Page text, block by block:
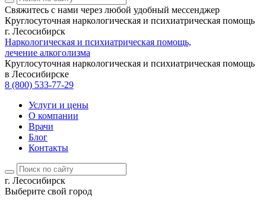
Свяжитесь с нами через любой удобный мессенджер
Круглосуточная наркологическая и психиатрическая помощь
г. Лесосибирск
Наркологическая и психиатрическая помощь,
лечение алкоголизма
Круглосуточная наркологическая и психиатрическая помощь
в Лесосибирске
8 (800) 533-77-29
Услуги и цены
О компании
Врачи
Блог
Контакты
г. Лесосибирск
Выберите свой город